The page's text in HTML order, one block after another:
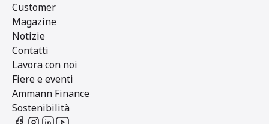
Customer
Magazine
Notizie
Contatti
Lavora con noi
Fiere e eventi
Ammann Finance
Sostenibilità